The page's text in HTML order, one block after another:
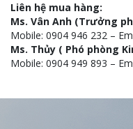
Liên hệ mua hàng:
Ms. Vân Anh (Trưởng
Mobile: 0904 946 232 –
Ms. Thủy ( Phó phòng
Mobile: 0904 949 893 –